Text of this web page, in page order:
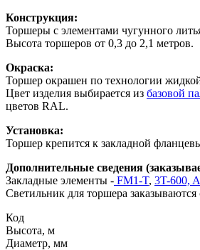
Конструкция:
Торшеры с элементами чугунного
Высота торшеров от 0,3 до 2,1 метров.
Окраска:
Торшер окрашен по технологии
Цвет изделия выбирается из базовой
цветов RAL.
Установка:
Торшер крепится к закладной
Дополнительные сведения
Закладные элементы - FM1-T, 3T-600,
Светильник для торшера заказываются
Код
Высота, м
Диаметр, мм